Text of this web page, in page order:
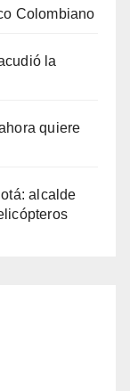
Colombiano
la
quiere
alcalde